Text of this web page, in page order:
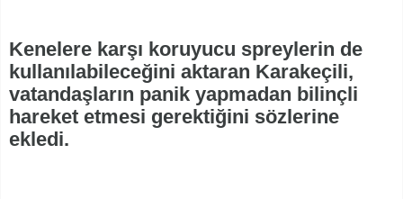
Kenelere karşı koruyucu spreylerin de
kullanılabileceğini aktaran Karakeçili,
vatandaşların panik yapmadan bilinçli
hareket etmesi gerektiğini sözlerine
ekledi.